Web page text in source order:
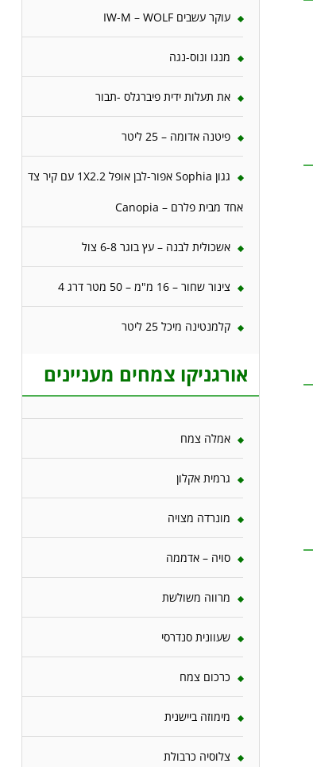
עוקר עשבים IW-M – WOLF
מנגו ונוס-נגה
את תעלות ידית פיברגלס -תבור
פיטנה אדומה – 25 ליטר
גגון Sophia אפור-לבן אופל 1X2.2 עם קיר צד
אחד מבית פלרם – Canopia
אשכולית לבנה – עץ בוגר 6-8 צול
צינור שחור – 16 מ"מ – 50 מטר דרג 4
קלמנטינה מיכל 25 ליטר
אורגניקו צמחים מעניינים
אמלה צמח
גרמית אקלון
מונרדה מצויה
סויה – אדממה
מרווה משולשת
שעוונית סנדרסי
כרכום צמח
מימוזה ביישנית
צלוסיה כרבולת